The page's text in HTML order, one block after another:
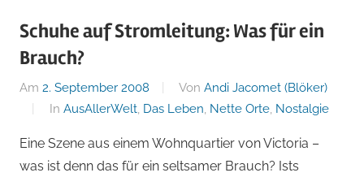
der
Blog
von
Andi
klein-
Schuhe auf Stromleitung: Was für ein
Brauch?
Am 2. September 2008 Von Andi Jacomet (Blöker)
In AusAllerWelt, Das Leben, Nette Orte, Nostalgie
Eine Szene aus einem Wohnquartier von Victoria –
was ist denn das für ein seltsamer Brauch? Ists